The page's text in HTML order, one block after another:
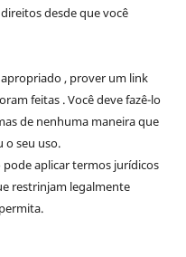
desde que você
, prover um link
feitas . Você deve fazê-lo
de nenhuma maneira que
o seu uso.
aplicar termos jurídicos
restrinjam legalmente